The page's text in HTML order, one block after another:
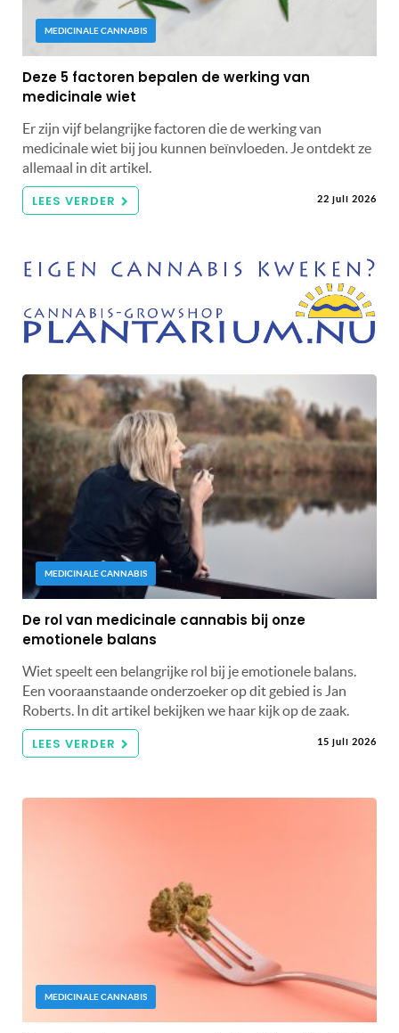
MEDICINALE CANNABIS
Deze 5 factoren bepalen de werking van
medicinale wiet
Er zijn vijf belangrijke factoren die de werking van
medicinale wiet bij jou kunnen beïnvloeden. Je ontdekt ze
allemaal in dit artikel.
LEES VERDER 22 juli 2026
MEDICINALE CANNABIS
De rol van medicinale cannabis bij onze
emotionele balans
Wiet speelt een belangrijke rol bij je emotionele balans.
Een vooraanstaande onderzoeker op dit gebied is Jan
Roberts. In dit artikel bekijken we haar kijk op de zaak.
LEES VERDER 15 juli 2026
MEDICINALE CANNABIS